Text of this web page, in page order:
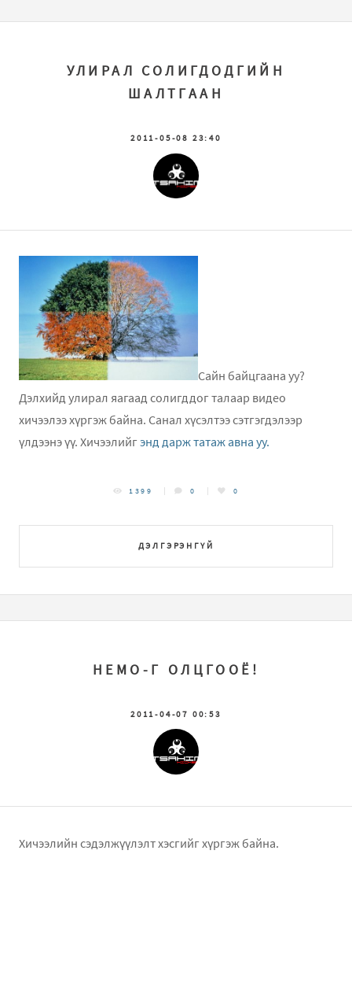
УЛИРАЛ СОЛИГДОДГИЙН
ШАЛТГААН
2011-05-08 23:40
Сайн байцгаана уу?
Дэлхийд улирал яагаад солигддог талаар видео
хичээлээ хүргэж байна. Санал хүсэлтээ сэтгэгдэлээр
үлдээнэ үү. Хичээлийгэнд дарж татаж авна уу.
ДЭЛГЭРЭНГҮЙ
1399 0 0
НЕМО-Г ОЛЦГООЁ!
2011-04-07 00:53
Хичээлийн сэдэлжүүлэлт хэсгийг хүргэж байна.